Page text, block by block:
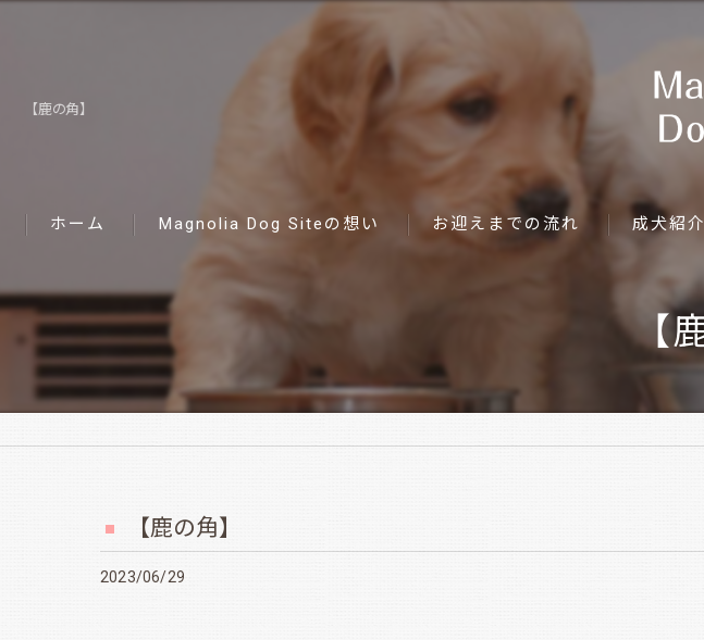
【鹿の角】
ホーム Magnolia Dog Siteの想い お迎えまでの流れ 成犬紹介
【
【鹿の角】
2023/06/29